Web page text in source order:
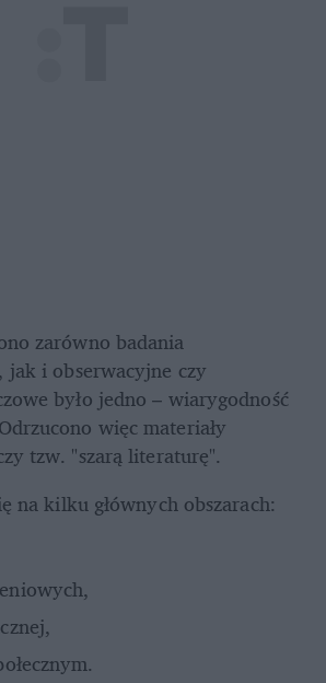
zarówno badania
jak i obserwacyjne czy
było jedno – wiarygodność
więc materiały
tzw. "szarą literaturę".
na kilku głównych obszarach: